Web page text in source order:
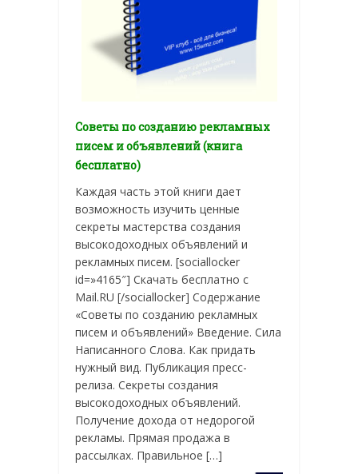
Советы по созданию рекламных
писем и объявлений (книга
бесплатно)
Каждая часть этой книги дает
возможность изучить ценные
секреты мастерства создания
высокодоходных объявлений и
рекламных писем. [sociallocker
id=»4165″] Скачать бесплатно с
Mail.RU [/sociallocker] Содержание
«Советы по созданию рекламных
писем и объявлений» Введение. Сила
Написанного Слова. Как придать
нужный вид. Публикация пресс-
релиза. Секреты создания
высокодоходных объявлений.
Получение дохода от недорогой
рекламы. Прямая продажа в
рассылках. Правильное […]